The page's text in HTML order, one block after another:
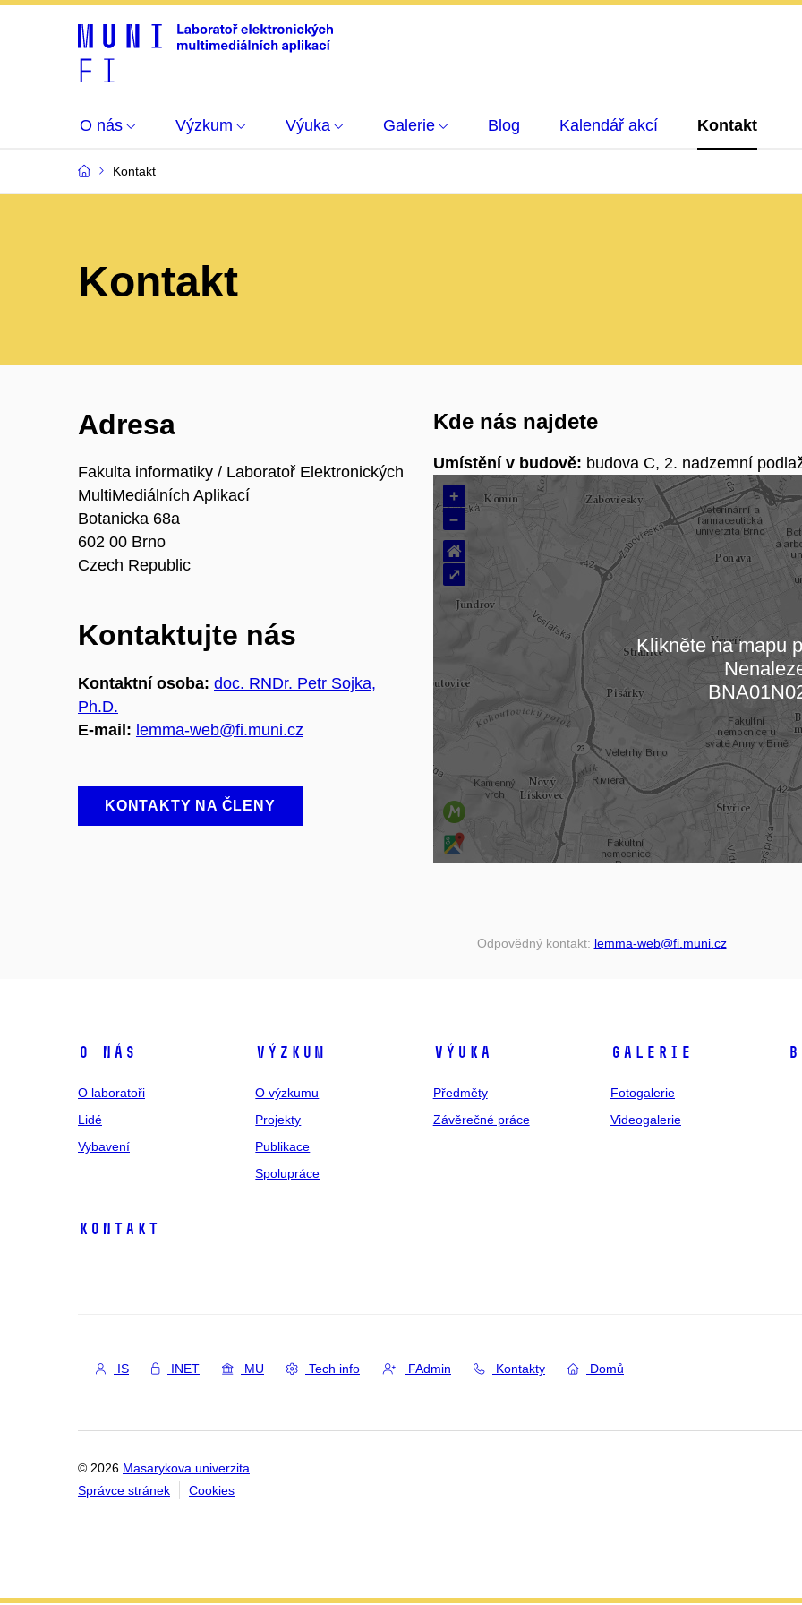
O nás Výzkum Výuka Galerie Blog Kalendář akcí Kontakt
Kontakt
Kontakt
Adresa
Fakulta informatiky / Laboratoř Elektronických
MultiMediálních Aplikací
Botanicka 68a
602 00 Brno
Czech Republic
Kontaktujte nás
Kontaktní osoba: doc. RNDr. Petr Sojka,
Ph.D.
E-mail: lemma-web@fi.muni.cz
KONTAKTY NA ČLENY
Kde nás najdete
Umístění v budově: budova C, 2. nadzemní
Načítám
+
–
⌂
⤢
Klikněte na mapu
Odpovědný kontakt: lemma-web@fi.muni.cz
O nás
O laboratoři
Lidé
Vybavení
Výzkum
O výzkumu
Projekty
Publikace
Spolupráce
Výuka
Předměty
Závěrečné práce
Galerie
Fotogalerie
Videogalerie
Kontakt
IS INET MU Tech info FAdmin Kontakty Domů
© 2026 Masarykova univerzita
Správce stránek
Cookies